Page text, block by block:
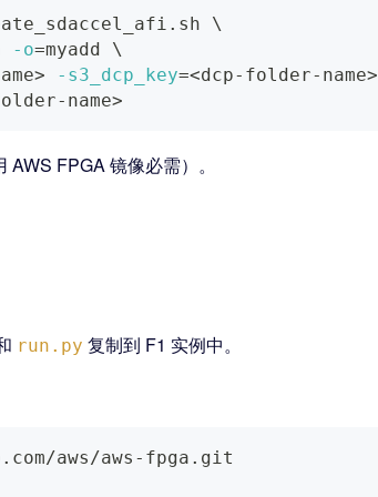
\
-o=myadd \
> -s3_dcp_key=<dcp-folder-name>
name>
FPGA 镜像必需）。
run.py 复制到 F1 实例中。
aws/aws-fpga.git